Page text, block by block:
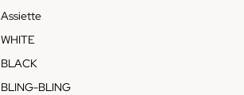
Assiette
WHITE
BLACK
BLING-BLING